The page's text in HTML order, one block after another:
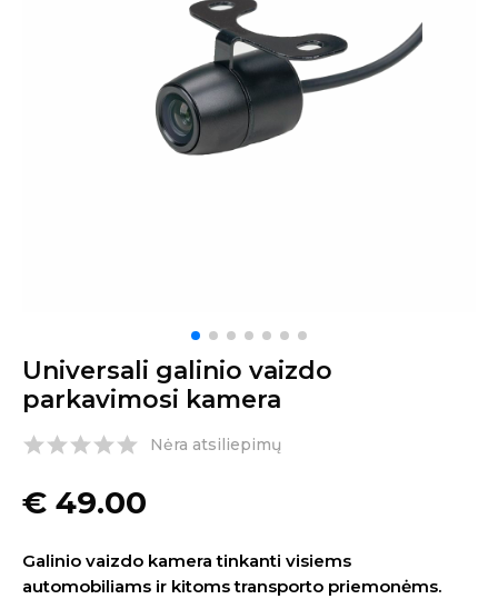
Universali galinio vaizdo
parkavimosi kamera
Nėra atsiliepimų
€ 49.00
Galinio vaizdo kamera tinkanti visiems
automobiliams ir kitoms transporto priemonėms.